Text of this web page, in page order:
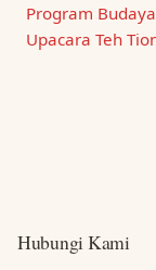
Program
Upacara Teh
Hubungi Kami